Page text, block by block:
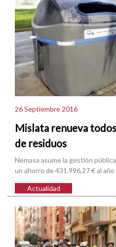
26 Septiembre 2016
Mislata renueva
de residuos
Nemasa asume la gestión
un ahorro de 431.996,27 € al año
Actualidad